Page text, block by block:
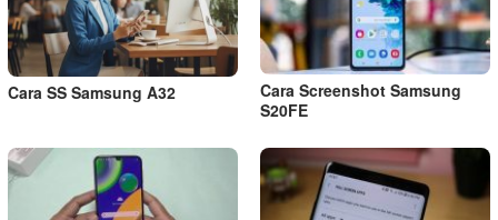
Cara SS Samsung A32
Cara Screenshot Samsung
S20FE